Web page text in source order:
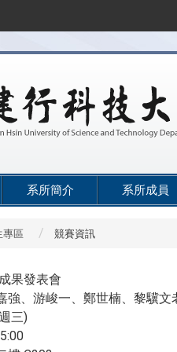
系所簡介 系所成員
專區 競賽資訊
果發表會
強、游峻一、鄭世楠、黎驥文
三)